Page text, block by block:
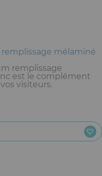
mélaminé
remplissage
est le complément
visiteurs.